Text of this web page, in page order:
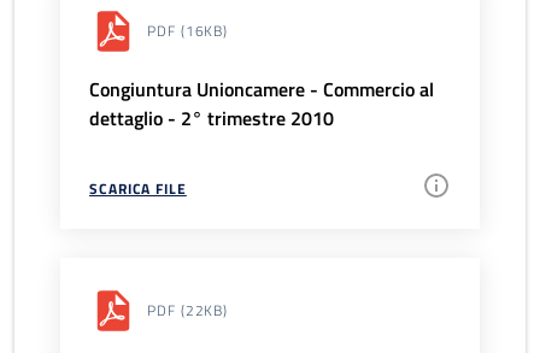
PDF (16KB)
Congiuntura Unioncamere - Commercio al
dettaglio - 2° trimestre 2010
SCARICA FILE
PDF (22KB)